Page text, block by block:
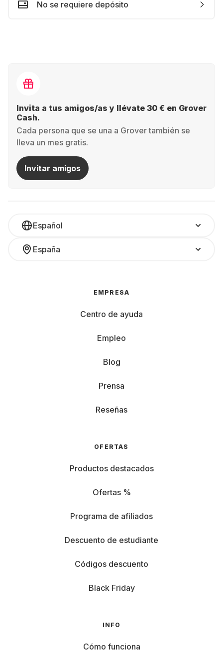
No se requiere depósito
Invita a tus amigos/as y llévate 30 € en Grover
Cash.
Cada persona que se una a Grover también se
lleva un mes gratis.
Invitar amigos
Español
España
EMPRESA
Centro de ayuda
Empleo
Blog
Prensa
Reseñas
OFERTAS
Productos destacados
Ofertas %
Programa de afiliados
Descuento de estudiante
Códigos descuento
Black Friday
INFO
Cómo funciona